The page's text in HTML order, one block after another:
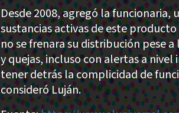
Desde 2008, agregó la funcionaria,
sustancias activas de este
no se frenara su distribución pese
y quejas, incluso con alertas a
tener detrás la complicidad de
consideró Luján.